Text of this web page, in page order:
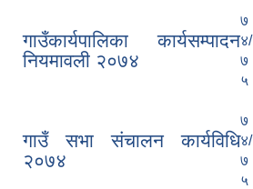
गाउँकार्यपालिका कार्यसम्पादन
नियमावली २०७४
७
४/
७
५
गाउँ सभा संचालन कार्यविधि
२०७४
७
४/
७
५